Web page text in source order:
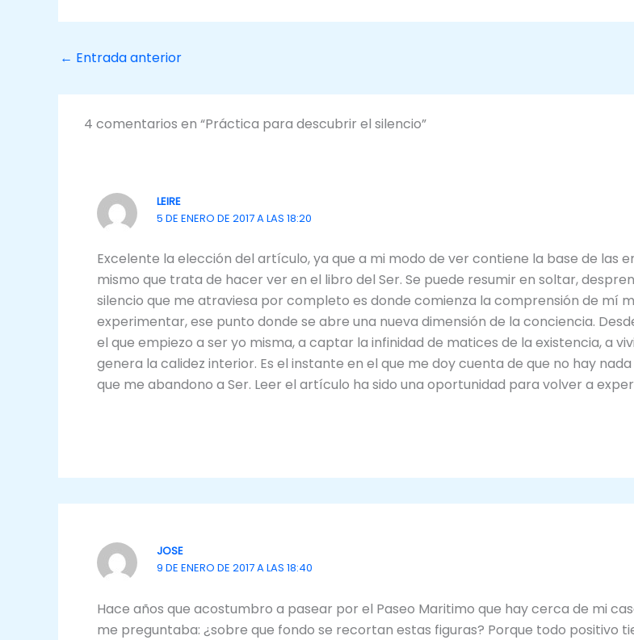
← Entrada anterior
4 comentarios en “Práctica para descubrir el silencio”
LEIRE
5 DE ENERO DE 2017 A LAS 18:20
Excelente la elección del artículo, ya que a mi modo de ver contiene la base de las
mismo que trata de hacer ver en el libro del Ser. Se puede resumir en soltar,
silencio que me atraviesa por completo es donde comienza la comprensión de mí
experimentar, ese punto donde se abre una nueva dimensión de la conciencia.
el que empiezo a ser yo misma, a captar la infinidad de matices de la existencia, a
genera la calidez interior. Es el instante en el que me doy cuenta de que no hay
que me abandono a Ser. Leer el artículo ha sido una oportunidad para volver a
JOSE
9 DE ENERO DE 2017 A LAS 18:40
Hace años que acostumbro a pasear por el Paseo Maritimo que hay cerca de mi
me preguntaba: ¿sobre que fondo se recortan estas figuras? Porque todo positivo